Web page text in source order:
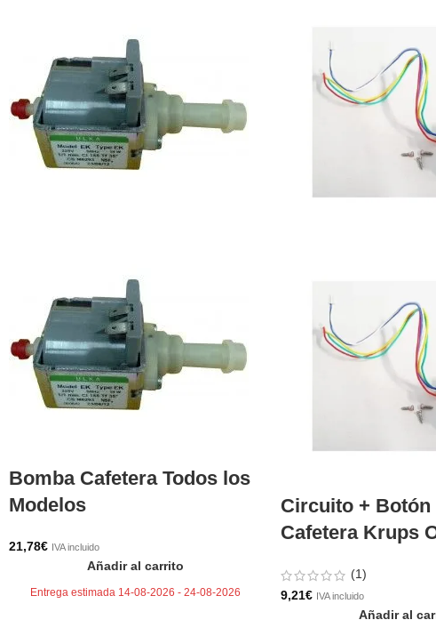
Bomba Cafetera Todos los
Modelos
21,78€ IVA incluido
Añadir al carrito
Entrega estimada 14-08-2026 - 24-08-2026
Circuito + Botón
Cafetera Krups
(1)
9,21€ IVA incluido
Añadir al